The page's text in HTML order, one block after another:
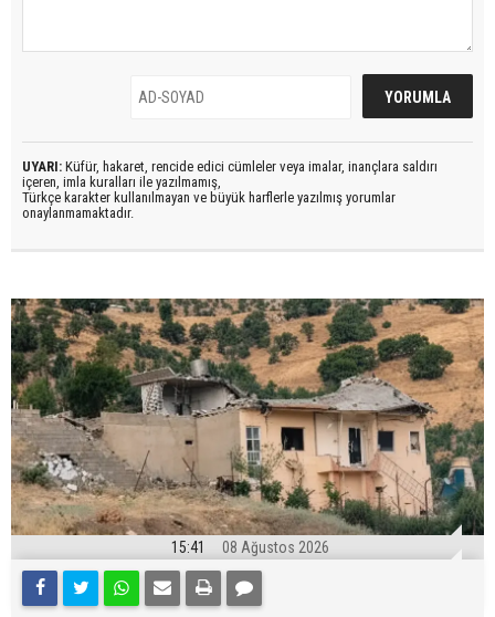
UYARI: Küfür, hakaret, rencide edici cümleler veya imalar, inançlara saldırı
içeren, imla kuralları ile yazılmamış,
Türkçe karakter kullanılmayan ve büyük harflerle yazılmış yorumlar
onaylanmamaktadır.
15:41 08 Ağustos 2026